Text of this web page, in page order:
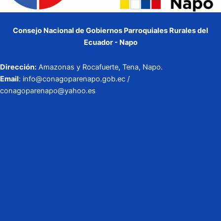
Consejo Nacional de Gobiernos Parroquiales Rurales del
Ecuador - Napo
Dirección: Amazonas y Rocafuerte, Tena, Napo.
Email: info@conagoparenapo.gob.ec /
conagoparenapo@yahoo.es